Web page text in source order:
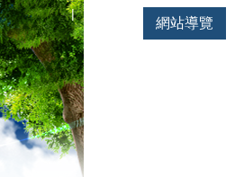
網站導覽
連結
|